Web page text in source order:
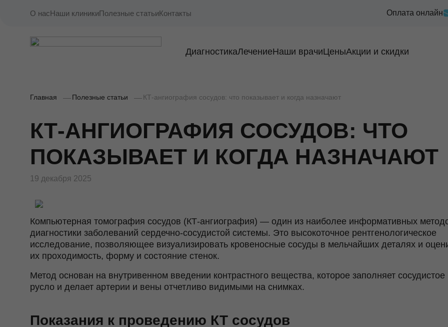
О насНаши клиникиПолезные статьиКонтакты Оплата онлайн
ДиагностикаЛечениеНаши врачиЦеныАкции и скидки
Главная Полезные статьи КТ-ангиография сосудов: что показывает и когда назначают
КТ-АНГИОГРАФИЯ СОСУДОВ: ЧТО
ПОКАЗЫВАЕТ И КОГДА НАЗНАЧАЮТ
19 декабря 2025
Компьютерная томография сосудов (КТ-ангиография) — один из наиболее информативных
диагностики заболеваний сердечно‑сосудистой системы. Это высокоточное рентгенологическое
исследование, позволяющее визуализировать кровеносные сосуды в мельчайших деталях и
их проходимость, форму и состояние стенок.
Метод основан на внутривенном введении контрастного вещества, которое заполняет сосудистое
русло и делает артерии и вены отчетливо видимыми на снимках.
Показания к проведению КТ сосудов